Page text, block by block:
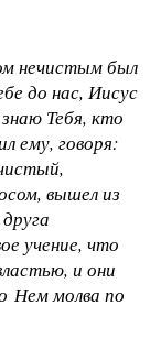
нечистым был
до нас, Иисус
Тебя, кто
ему, говоря:
вышел из
учение, что
и они
Нем молва по